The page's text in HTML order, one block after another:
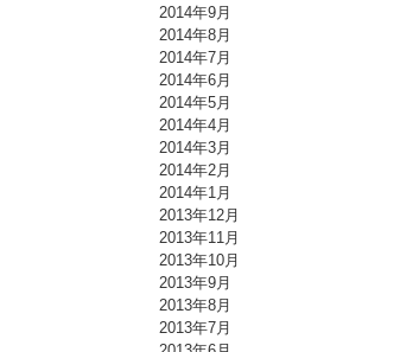
2014年9月
2014年8月
2014年7月
2014年6月
2014年5月
2014年4月
2014年3月
2014年2月
2014年1月
2013年12月
2013年11月
2013年10月
2013年9月
2013年8月
2013年7月